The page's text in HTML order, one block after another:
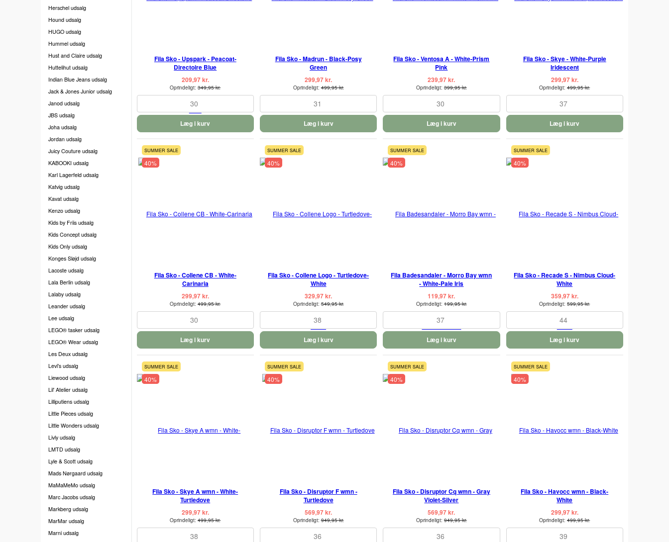
Herschel udsalg
Hound udsalg
HUGO udsalg
Hummel udsalg
Hust and Claire udsalg
Huttelihut udsalg
Indian Blue Jeans udsalg
Jack & Jones Junior udsalg
Janod udsalg
JBS udsalg
Joha udsalg
Jordan udsalg
Juicy Couture udsalg
KABOOKI udsalg
Karl Lagerfeld udsalg
Katvig udsalg
Kavat udsalg
Kenzo udsalg
Kids by Friis udsalg
Kids Concept udsalg
Kids Only udsalg
Konges Sløjd udsalg
Lacoste udsalg
Lala Berlin udsalg
Lalaby udsalg
Leander udsalg
Lee udsalg
LEGO® tasker udsalg
LEGO® Wear udsalg
Les Deux udsalg
Levi's udsalg
Liewood udsalg
Lil' Atelier udsalg
Lilliputiens udsalg
Little Pieces udsalg
Little Wonders udsalg
Livly udsalg
LMTD udsalg
Lyle & Scott udsalg
Mads Nørgaard udsalg
MaMaMeMo udsalg
Marc Jacobs udsalg
Markberg udsalg
MarMar udsalg
Marni udsalg
Fila Sko - Upspark - Peacoat-
Directoire Blue
209,97 kr.
Oprindeligt:349,95 kr.
30
Læg i kurv
Fila Sko - Madrun - Black-Posy
Green
299,97 kr.
Oprindeligt:499,95 kr.
31
Læg i kurv
Fila Sko - Ventosa A - White-Prism
Pink
239,97 kr.
Oprindeligt: 399,95 kr.
30
Læg i kurv
Fila Sko - Skye - White-Purple
Iridescent
299,97 kr.
Oprindeligt:499,95 kr.
37
Læg i kurv
SUMMER SALE
40%
Fila Sko - Collene CB - White-
Carinaria
299,97 kr.
Oprindeligt:499,95 kr.
30
Læg i kurv
SUMMER SALE
40%
Fila Sko - Collene Logo - Turtledove-
White
329,97 kr.
Oprindeligt:549,95 kr.
38
Læg i kurv
SUMMER SALE
40%
Fila Badesandaler - Morro Bay wmn
- White-Pale Iris
119,97 kr.
Oprindeligt: 199,95 kr.
37
Læg i kurv
SUMMER SALE
40%
Fila Sko - Recade S - Nimbus Cloud-
White
359,97 kr.
Oprindeligt:599,95 kr.
44
Læg i kurv
SUMMER SALE
40%
Fila Sko - Skye A wmn - White-
Turtledove
299,97 kr.
Oprindeligt:499,95 kr.
38
SUMMER SALE
40%
Fila Sko - Disruptor F wmn -
Turtledove
569,97 kr.
Oprindeligt:949,95 kr.
36
SUMMER SALE
40%
Fila Sko - Disruptor Cq wmn - Gray
Violet-Silver
569,97 kr.
Oprindeligt: 949,95 kr.
36
SUMMER SALE
40%
Fila Sko - Havocc wmn - Black-
White
299,97 kr.
Oprindeligt:499,95 kr.
39